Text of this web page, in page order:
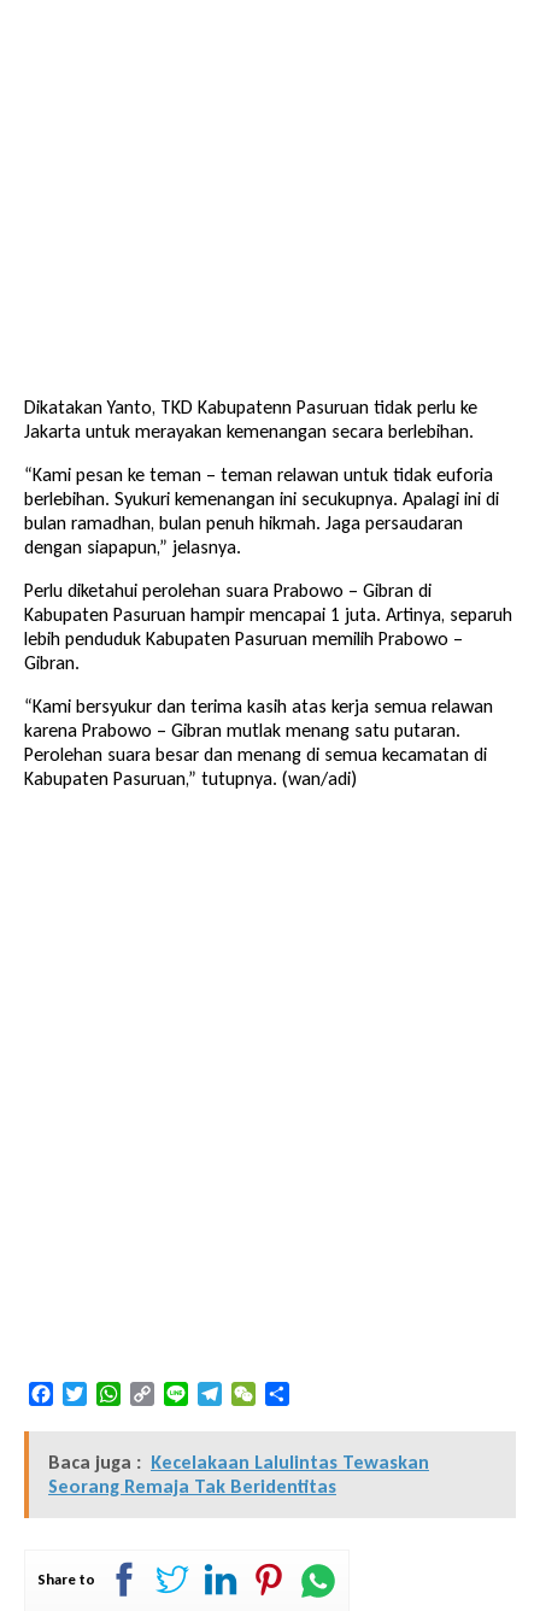
Dikatakan Yanto, TKD Kabupatenn Pasuruan tidak perlu ke
Jakarta untuk merayakan kemenangan secara berlebihan.
“Kami pesan ke teman – teman relawan untuk tidak euforia
berlebihan. Syukuri kemenangan ini secukupnya. Apalagi ini di
bulan ramadhan, bulan penuh hikmah. Jaga persaudaran
dengan siapapun,” jelasnya.
Perlu diketahui perolehan suara Prabowo – Gibran di
Kabupaten Pasuruan hampir mencapai 1 juta. Artinya, separuh
lebih penduduk Kabupaten Pasuruan memilih Prabowo –
Gibran.
“Kami bersyukur dan terima kasih atas kerja semua relawan
karena Prabowo – Gibran mutlak menang satu putaran.
Perolehan suara besar dan menang di semua kecamatan di
Kabupaten Pasuruan,” tutupnya. (wan/adi)
FacebookTwitterWhatsApp
Copy
Line TelegramWeChat
Baca juga : Kecelakaan Lalulintas Tewaskan
Seorang Remaja Tak Beridentitas
Share to